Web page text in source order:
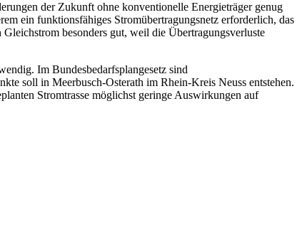
der Zukunft ohne konventionelle Energieträger genug
ein funktionsfähiges Stromübertragungsnetz erforderlich, das
besonders gut, weil die Übertragungsverluste
Im Bundesbedarfsplangesetz sind
soll in Meerbusch-Osterath im Rhein-Kreis Neuss entstehen.
Stromtrasse möglichst geringe Auswirkungen auf